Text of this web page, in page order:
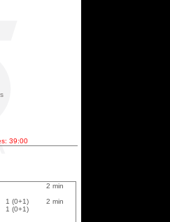
39:00
2 min
1 (0+1)
2 min
1 (0+1)